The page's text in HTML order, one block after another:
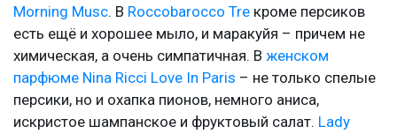
Morning Musc. В Roccobarocco Tre кроме персиков
есть ещё и хорошее мыло, и маракуйя – причем не
химическая, а очень симпатичная. В женском
парфюме Nina Ricci Love In Paris – не только спелые
персики, но и охапка пионов, немного аниса,
искристое шампанское и фруктовый салат. Lady